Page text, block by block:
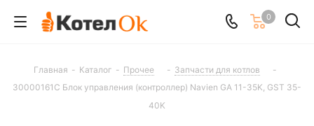
0
Главная - Каталог - Прочее - Запчасти для котлов
-
30000161C Блок управления (контроллер) Navien GA 11-35K, GST 35-
40K